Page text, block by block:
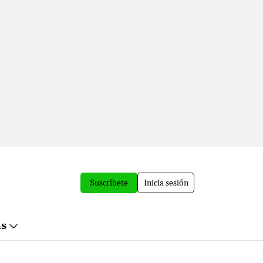
Suscríbete Inicia sesión